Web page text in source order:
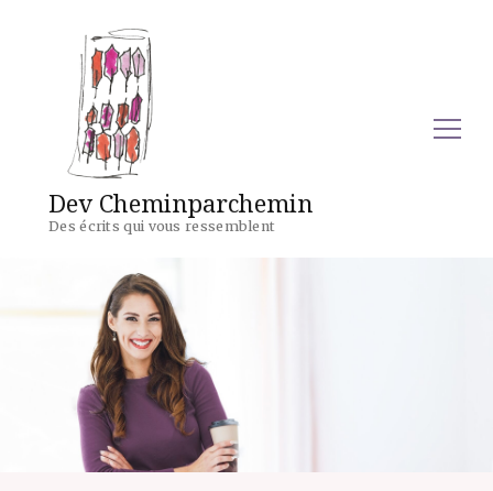
Dev Cheminparchemin
Des écrits qui vous ressemblent